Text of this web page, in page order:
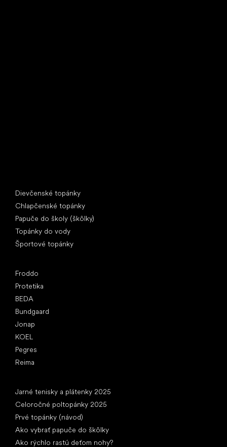
Dievčenské topánky
Chlapčenské topánky
Papuče do školy (škôlky)
Topánky do vody
Športové topánky
Froddo
Protetika
BEDA
Bundgaard
Jonap
KOEL
Pegres
Reima
Jarné tenisky a plátenky 2025
Celoročné poltopánky 2025
Prvé topánky (návod)
Ako vybrať papuče do škôlky
Ako rýchlo rastú deťom nohy?